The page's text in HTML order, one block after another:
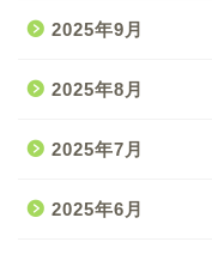
2025年9月
2025年8月
2025年7月
2025年6月